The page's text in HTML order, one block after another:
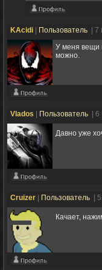
KAcidi Пользователь
|
У меня вещи
можно.
Vlados Пользователь |
Давно уже
Cruizer Пользователь |
Качает,